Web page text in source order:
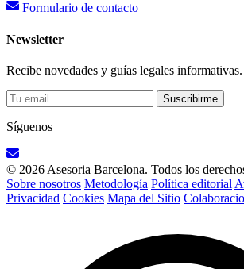
Formulario de contacto
Newsletter
Recibe novedades y guías legales informativas.
Suscribirme
Síguenos
© 2026 Asesoria Barcelona. Todos los
Sobre nosotros Metodología Política editorial
Privacidad Cookies Mapa del Sitio